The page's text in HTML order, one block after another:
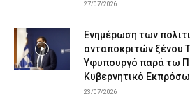
27/07/2026
Ενημέρωση των
ανταποκριτών ξένου
Υφυπουργό παρά τω
Κυβερνητικό
23/07/2026